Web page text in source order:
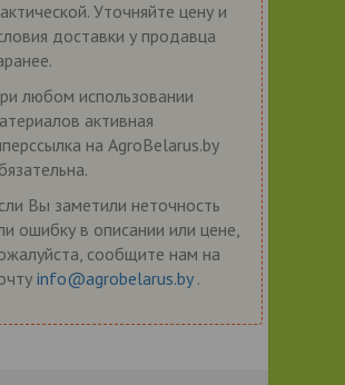
Уточняйте цену и
доставки у продавца
любом использовании
активная
на AgroBelarus.by
Вы заметили неточность
ошибку в описании или цене,
сообщите нам на
info@agrobelarus.by .